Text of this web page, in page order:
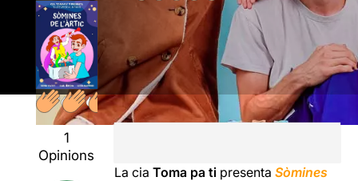
1
Opinions
La ciaToma pa ti presentaSòmines